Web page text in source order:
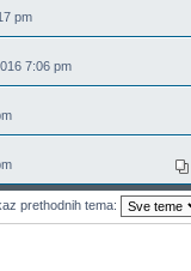
pm
7:06 pm
prethodnih tema: